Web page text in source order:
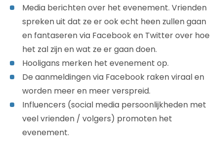
Media berichten over het evenement. Vrienden
spreken uit dat ze er ook echt heen zullen gaan
en fantaseren via Facebook en Twitter over hoe
het zal zijn en wat ze er gaan doen.
Hooligans merken het evenement op.
De aanmeldingen via Facebook raken viraal en
worden meer en meer verspreid.
Influencers (social media persoonlijkheden met
veel vrienden / volgers) promoten het
evenement.